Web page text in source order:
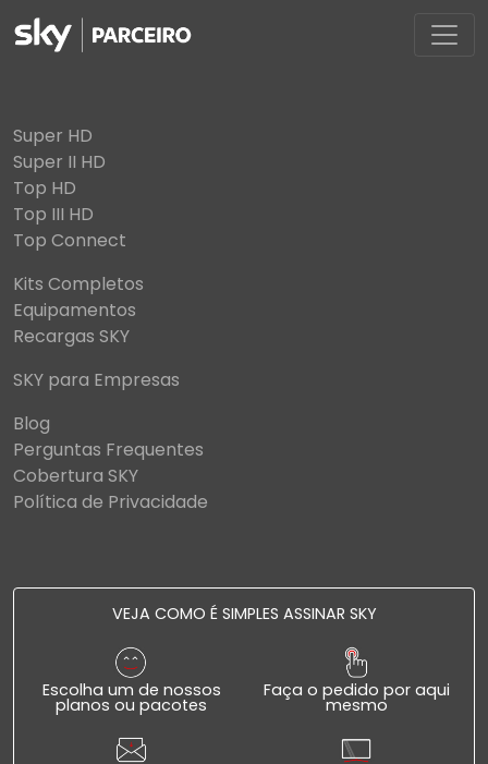
Super HD
Super II HD
Top HD
Top III HD
Top Connect
Kits Completos
Equipamentos
Recargas SKY
SKY para Empresas
Blog
Perguntas Frequentes
Cobertura SKY
Política de Privacidade
VEJA COMO É SIMPLES ASSINAR SKY
Escolha um de nossos
planos ou pacotes
Faça o pedido por aqui
mesmo